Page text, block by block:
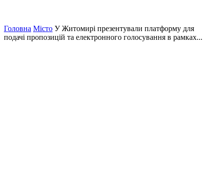
Головна Місто У Житомирі презентували платформу для
подачі пропозицій та електронного голосування в рамках...